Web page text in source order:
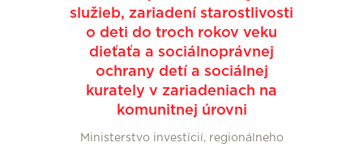
služieb, zariadení starostlivosti
o deti do troch rokov veku
dieťaťa a sociálnoprávnej
ochrany detí a sociálnej
kurately v zariadeniach na
komunitnej úrovni
Ministerstvo investícií, regionálneho